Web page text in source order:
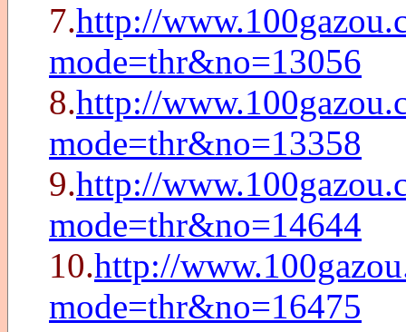
7.http://
mode=thr&no=13056
8.http://
mode=thr&no=13358
9.http://
mode=thr&no=14644
10.http://
mode=thr&no=16475